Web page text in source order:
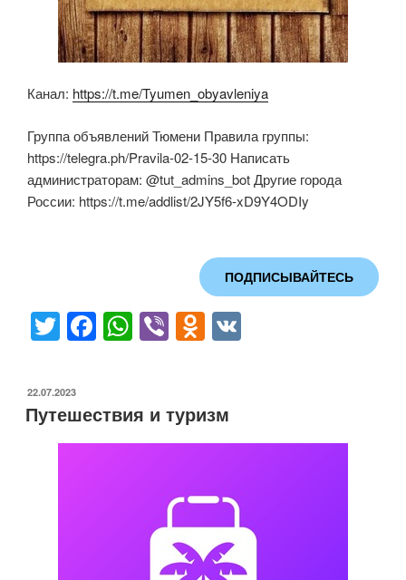
Канал: https://t.me/Tyumen_obyavleniya
Группа объявлений Тюмени Правила группы:
https://telegra.ph/Pravila-02-15-30 Написать
администраторам: @tut_admins_bot Другие города
России: https://t.me/addlist/2JY5f6-xD9Y4ODIy
ПОДПИСЫВАЙТЕСЬ
T
wi
tt
er
F
a
e
b
W
h
s
A
Vi
b
O
d
o
kl
ss
ni
ki
ОПУБЛИКОВАНО
22.07.2023
Путешествия и туризм